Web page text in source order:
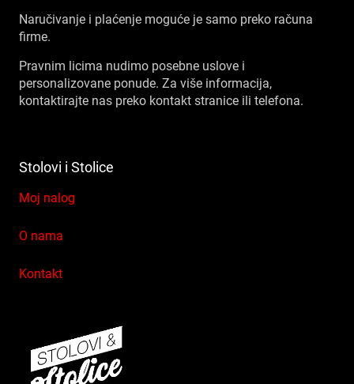
Naručivanje i plaćenje moguće je samo preko računa
firme.
Pravnim licima nudimo posebne uslove i
personalizovane ponude. Za više informacija,
kontaktirajte nas preko kontakt stranice ili telefona.
Stolovi i Stolice
Moj nalog
O nama
Kontakt